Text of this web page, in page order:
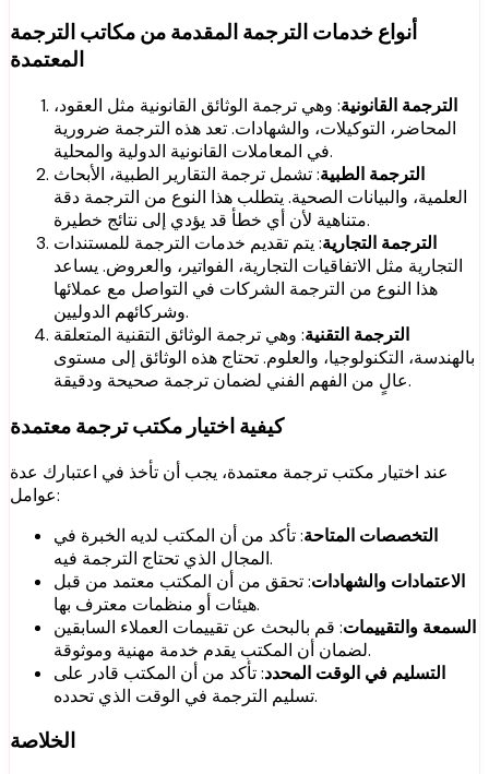
أنواع خدمات الترجمة المقدمة من مكاتب الترجمة
المعتمدة
الترجمة القانونية: وهي ترجمة الوثائق القانونية مثل العقود،
المحاضر، التوكيلات، والشهادات. تعد هذه الترجمة ضرورية
في المعاملات القانونية الدولية والمحلية.
الترجمة الطبية: تشمل ترجمة التقارير الطبية، الأبحاث
العلمية، والبيانات الصحية. يتطلب هذا النوع من الترجمة دقة
متناهية لأن أي خطأ قد يؤدي إلى نتائج خطيرة.
الترجمة التجارية: يتم تقديم خدمات الترجمة للمستندات
التجارية مثل الاتفاقيات التجارية، الفواتير، والعروض. يساعد
هذا النوع من الترجمة الشركات في التواصل مع عملائها
وشركائهم الدوليين.
الترجمة التقنية: وهي ترجمة الوثائق التقنية المتعلقة
بالهندسة، التكنولوجيا، والعلوم. تحتاج هذه الوثائق إلى مستوى
عالٍ من الفهم الفني لضمان ترجمة صحيحة ودقيقة.
كيفية اختيار مكتب ترجمة معتمدة
عند اختيار مكتب ترجمة معتمدة، يجب أن تأخذ في اعتبارك عدة
عوامل:
التخصصات المتاحة: تأكد من أن المكتب لديه الخبرة في
المجال الذي تحتاج الترجمة فيه.
الاعتمادات والشهادات: تحقق من أن المكتب معتمد من قبل
هيئات أو منظمات معترف بها.
السمعة والتقييمات: قم بالبحث عن تقييمات العملاء السابقين
لضمان أن المكتب يقدم خدمة مهنية وموثوقة.
التسليم في الوقت المحدد: تأكد من أن المكتب قادر على
تسليم الترجمة في الوقت الذي تحدده.
الخلاصة